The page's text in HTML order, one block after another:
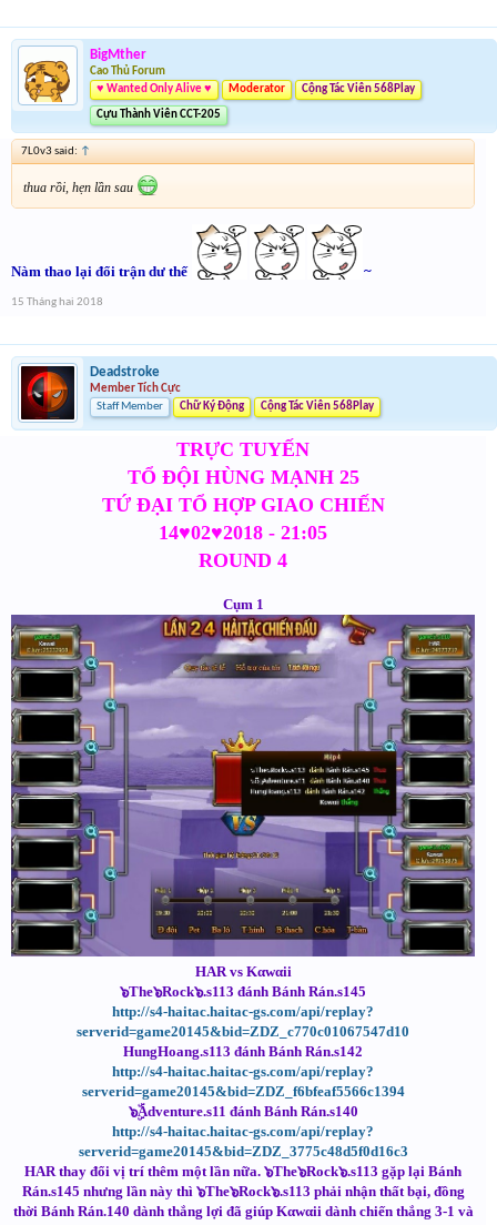
BigMther
Cao Thủ Forum
♥ Wanted Only Alive ♥
Moderator Cộng Tác Viên 568Play
Cựu Thành Viên CCT-205
7L0v3 said: ↑
thua rồi, hẹn lần sau
Nàm thao lại đổi trận dư thế ~
15 Tháng hai 2018
Deadstroke
Member Tích Cực
Staff Member
Chữ Ký Động Cộng Tác Viên 568Play
TRỰC TUYẾN
TỔ ĐỘI HÙNG MẠNH 25
TỨ ĐẠI TỔ HỢP GIAO CHIẾN
14♥02♥2018 - 21:05
ROUND 4
Cụm 1
HAR vs Kαwαii
๖The๖Rock๖.s113 đánh Bánh Rán.s145
http://s4-haitac.haitac-gs.com/api/replay?
serverid=game20145&bid=ZDZ_c770c01067547d10
HungHoang.s113 đánh Bánh Rán.s142
http://s4-haitac.haitac-gs.com/api/replay?
serverid=game20145&bid=ZDZ_f6bfeaf5566c1394
๖ۣۜAdventure.s11 đánh Bánh Rán.s140
http://s4-haitac.haitac-gs.com/api/replay?
serverid=game20145&bid=ZDZ_3775c48d5f0d16c3
HAR thay đổi vị trí thêm một lần nữa. ๖The๖Rock๖.s113 gặp lại Bánh
Rán.s145 nhưng lần này thì ๖The๖Rock๖.s113 phải nhận thất bại, đồng
thời Bánh Rán.140 dành thắng lợi đã giúp Kαwαii dành chiến thắng 3-1 và